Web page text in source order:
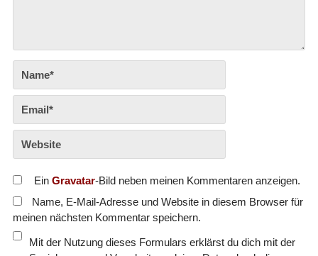
Ein Gravatar-Bild neben meinen Kommentaren anzeigen.
Name, E-Mail-Adresse und Website in diesem Browser für
meinen nächsten Kommentar speichern.
Mit der Nutzung dieses Formulars erklärst du dich mit der